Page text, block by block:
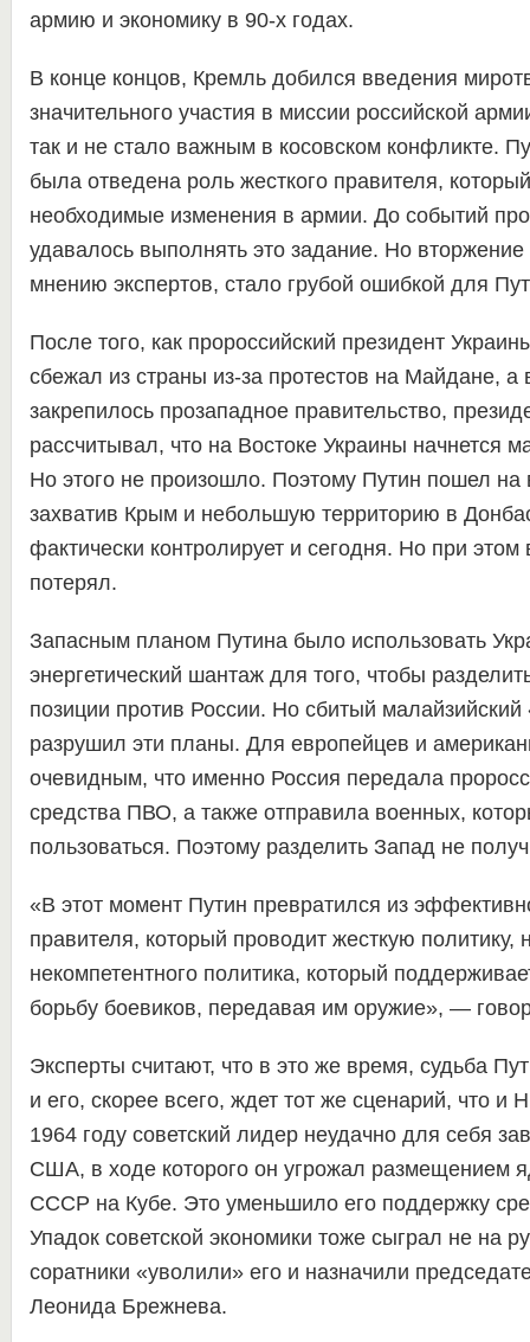
армию и экономику в 90-х годах.
В конце концов, Кремль добился введения
значительного участия в миссии российской
так и не стало важным в косовском конфликте.
была отведена роль жесткого правителя,
необходимые изменения в армии. До событий
удавалось выполнять это задание. Но вторжение
мнению экспертов, стало грубой ошибкой для
После того, как пророссийский президент
сбежал из страны из-за протестов на Майдане, а
закрепилось прозападное правительство,
рассчитывал, что на Востоке Украины начнется
Но этого не произошло. Поэтому Путин пошел на
захватив Крым и небольшую территорию в
фактически контролирует и сегодня. Но при
потерял.
Запасным планом Путина было использовать
энергетический шантаж для того, чтобы
позиции против России. Но сбитый малайзийский
разрушил эти планы. Для европейцев и
очевидным, что именно Россия передала
средства ПВО, а также отправила военных,
пользоваться. Поэтому разделить Запад не
«В этот момент Путин превратился из
правителя, который проводит жесткую политику,
некомпетентного политика, который
борьбу боевиков, передавая им оружие», —
Эксперты считают, что в это же время, судьба
и его, скорее всего, ждет тот же сценарий, что и
1964 году советский лидер неудачно для себя
США, в ходе которого он угрожал размещением
СССР на Кубе. Это уменьшило его поддержку
Упадок советской экономики тоже сыграл не на
соратники «уволили» его и назначили
Леонида Брежнева.